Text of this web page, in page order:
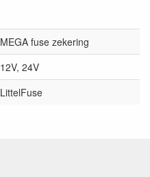
MEGA fuse zekering
12V, 24V
LittelFuse